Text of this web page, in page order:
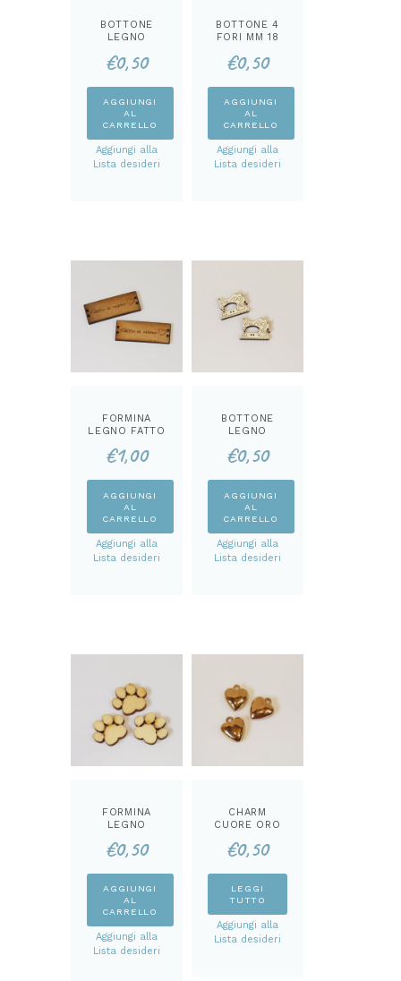
BOTTONE
LEGNO
€0,50
AGGIUNGI
AL
CARRELLO
Aggiungi alla
Lista desideri
BOTTONE 4
FORI MM 18
€0,50
AGGIUNGI
AL
CARRELLO
Aggiungi alla
Lista desideri
FORMINA
LEGNO FATTO
€1,00
AGGIUNGI
AL
CARRELLO
Aggiungi alla
Lista desideri
BOTTONE
LEGNO
CUCIRE
€0,50
AGGIUNGI
AL
CARRELLO
Aggiungi alla
Lista desideri
FORMINA
LEGNO
€0,50
AGGIUNGI
AL
CARRELLO
Aggiungi alla
Lista desideri
CHARM
CUORE ORO
€0,50
LEGGI
TUTTO
Aggiungi alla
Lista desideri